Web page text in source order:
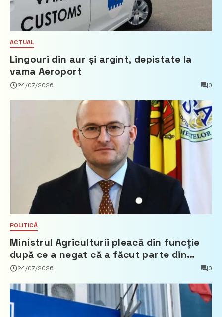
ACTUAL
Lingouri din aur și argint, depistate la
vama Aeroport
24/07/2026 0
POLITICĂ
Ministrul Agriculturii pleacă din funcție
după ce a negat că a făcut parte din
Partidul Democrat
24/07/2026 0